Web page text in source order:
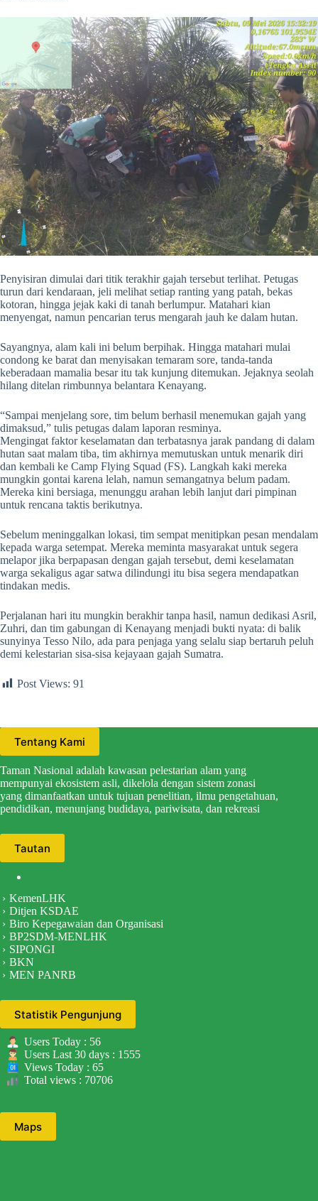
Penyisiran dimulai dari titik terakhir gajah tersebut terlihat. Petugas
turun dari kendaraan, jeli melihat setiap ranting yang patah, bekas
kotoran, hingga jejak kaki di tanah berlumpur. Matahari kian
menyengat, namun pencarian terus mengarah jauh ke dalam hutan.
Sayangnya, alam kali ini belum berpihak. Hingga matahari mulai
condong ke barat dan menyisakan temaram sore, tanda-tanda
keberadaan mamalia besar itu tak kunjung ditemukan. Jejaknya seolah
hilang ditelan rimbunnya belantara Kenayang.
“Sampai menjelang sore, tim belum berhasil menemukan gajah yang
dimaksud,” tulis petugas dalam laporan resminya.
Mengingat faktor keselamatan dan terbatasnya jarak pandang di dalam
hutan saat malam tiba, tim akhirnya memutuskan untuk menarik diri
dan kembali ke Camp Flying Squad (FS). Langkah kaki mereka
mungkin gontai karena lelah, namun semangatnya belum padam.
Mereka kini bersiaga, menunggu arahan lebih lanjut dari pimpinan
untuk rencana taktis berikutnya.
Sebelum meninggalkan lokasi, tim sempat menitipkan pesan mendalam
kepada warga setempat. Mereka meminta masyarakat untuk segera
melapor jika berpapasan dengan gajah tersebut, demi keselamatan
warga sekaligus agar satwa dilindungi itu bisa segera mendapatkan
tindakan medis.
Perjalanan hari itu mungkin berakhir tanpa hasil, namun dedikasi Asril,
Zuhri, dan tim gabungan di Kenayang menjadi bukti nyata: di balik
sunyinya Tesso Nilo, ada para penjaga yang selalu siap bertaruh peluh
demi kelestarian sisa-sisa kejayaan gajah Sumatra.
Post Views: 91
Tentang Kami
Taman Nasional adalah kawasan pelestarian alam yang
mempunyai ekosistem asli, dikelola dengan sistem zonasi
yang dimanfaatkan untuk tujuan penelitian, ilmu pengetahuan,
pendidikan, menunjang budidaya, pariwisata, dan rekreasi
Tautan
KemenLHK
Ditjen KSDAE
Biro Kepegawaian dan Organisasi
BP2SDM-MENLHK
SIPONGI
BKN
MEN PANRB
Statistik Pengunjung
Users Today : 56
Users Last 30 days : 1555
Views Today : 65
Total views : 70706
Maps